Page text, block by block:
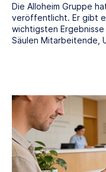
Die Alloheim Gruppe
veröffentlicht. Er gibt
wichtigsten
Säulen Mitarbeitende,